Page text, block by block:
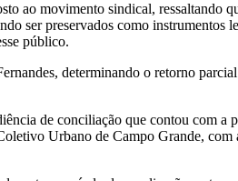
ao movimento sindical, ressaltando
ser preservados como instrumentos
público.
determinando o retorno
de conciliação que contou com a
Urbano de Campo Grande,